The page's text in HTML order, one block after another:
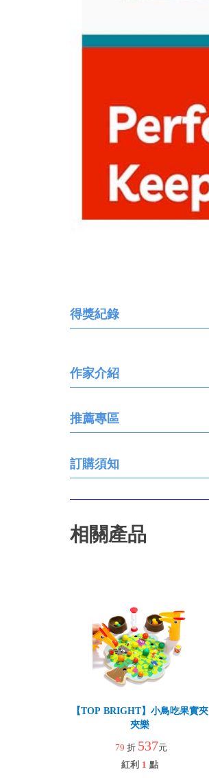
得獎紀錄
作家介紹
推薦專區
訂購須知
相關產品
【TOP BRIGHT】小鳥吃果實夾
夾樂
79 折 537元
紅利 1 點